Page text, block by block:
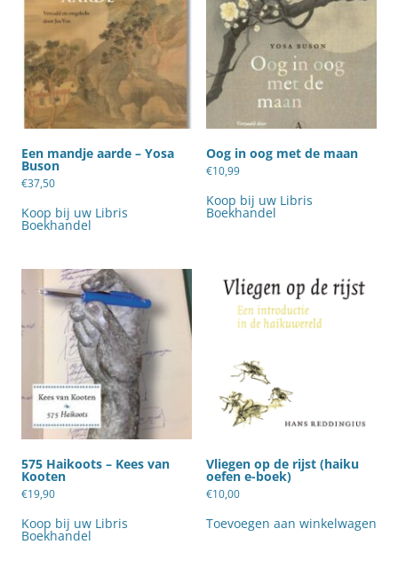
Een mandje aarde – Yosa
Buson
€37,50
Koop bij uw Libris
Boekhandel
Oog in oog met de maan
€10,99
Koop bij uw Libris
Boekhandel
575 Haikoots – Kees van
Kooten
€19,90
Koop bij uw Libris
Boekhandel
Vliegen op de rijst (haiku
oefen e-boek)
€10,00
Toevoegen aan winkelwagen